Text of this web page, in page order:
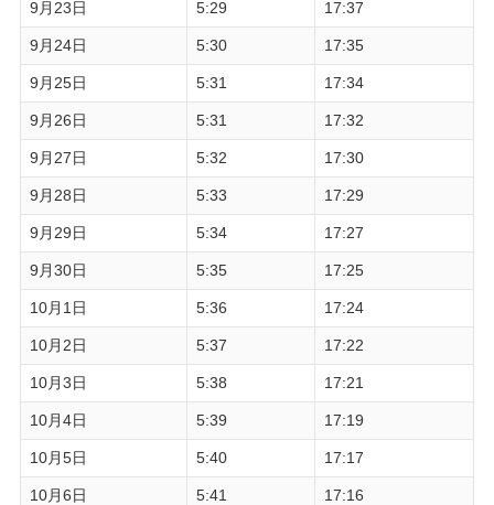
9月23日 5:29 17:37
9月24日 5:30 17:35
9月25日 5:31 17:34
9月26日 5:31 17:32
9月27日 5:32 17:30
9月28日 5:33 17:29
9月29日 5:34 17:27
9月30日 5:35 17:25
10月1日 5:36 17:24
10月2日 5:37 17:22
10月3日 5:38 17:21
10月4日 5:39 17:19
10月5日 5:40 17:17
10月6日 5:41 17:16